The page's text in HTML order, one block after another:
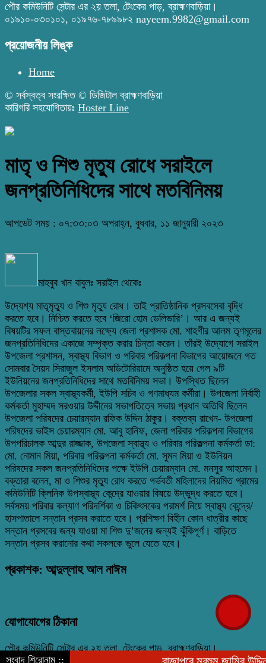
পৌর কমিউনিটি সেন্টার এর ২য় তলা, টেংকের পাড়, ব্রাহ্মণবাড়িয়া।
০১৯১০-০৩০১০১, ০১৯৭৬-৭৮৯৯৮২ nayeem.9982@gmail.com
প্রয়োজনীয় লিঙ্ক
Home
© সর্বস্বত্ব সংরক্ষিত © ডিজিটাল ব্রাহ্মণবাড়িয়া
কারিগরি সহযোগিতায়ঃ Hoster Line
সংবাদ শিরোনাম ::
মাতৃ ও শিশু মৃত্যু রোধে সরাইলে
জনপ্রতিনিধিদের সাথে মতবিনিময়
আপডেট সময় : ০৭:৩৩:০৩ অপরাহ্ন, বুধবার, ১১ জানুয়ারী ২০২৩
মাহবুব খান বাবুলঃ সরাইল থেকেঃ
উদ্যেশ্য মাতৃমৃত্যু ও শিশু মৃত্যু রোধ। তাই প্রাতিষ্ঠানিক প্রসবসেবা বৃদ্ধি
করতে হবে। নিশ্চিত করতে হবে ‘জিরো হোম ডেলিভারি’। আর এ জন্যই
বিষয়টির সফল বাস্তবায়নের লক্ষ্যে জেলা প্রশাসক মো. শাহগীর আলম তৃণমূলের
জনপ্রতিনিধিদের একাজে সম্পৃক্ত করার চিন্তা করেন। তাঁরই উদ্যোগে সরাইল
উপজেলা প্রশাসন, স্বাস্থ্য বিভাগ ও পরিবার পরিকল্পনা বিভাগের আয়োজনে গত
সোমবার সৈয়দ সিরাজুল ইসলাম অডিটোরিয়ামে অনুষ্ঠিত হয়ে গেল ৯টি
ইউনিয়নের জনপ্রতিনিধিদের সাথে মতবিনিময় সভা। উপস্থিত ছিলেন
উপজেলার সকল স্বাস্থ্যকর্মী, ইউপি সচিব ও গণমাধ্যম কর্মীরা। উপজেলা নির্বাহী
কর্মকর্তা মুহাম্মদ সরওয়ার উদ্দীনের সভাপতিত্বে সভায় প্রধান অতিথি ছিলেন
উপজেলা পরিষদের চেয়ারম্যান রফিক উদ্দিন ঠাকুর। বক্তব্য রাখেন- উপজেলা
পরিষদের ভাইস চেয়ারম্যান মো. আবু হানিফ, জেলা পরিবার পরিকল্পনা বিভাগের
উপপরিচালক আব্দুর রাজ্জাক, উপজেলা স্বাস্থ্য ও পরিবার পরিকল্পনা কর্মকর্তা ডা:
মো. নোমান মিয়া, পরিবার পরিকল্পনা কর্মকর্তা মো. সুমন মিয়া ও ইউনিয়ন
পরিষদের সকল জনপ্রতিনিধিদের পক্ষে ইউপি চেয়ারম্যান মো. মনসুর আহমেদ।
বক্তারা বলেন, মা ও শিশুর মৃত্যু রোধ করতে গর্ভবতী মহিলাদের নিয়মিত গ্রামের
কমিউনিটি ক্লিনিক উপস্বাস্থ্য কেন্দ্রে যাওয়ার বিষয়ে উদ্ভুদ্ধ করতে হবে।
সর্বসময় পরিবার কল্যাণ পরিদর্শিকা ও চিকিৎসকের পরামর্শ নিয়ে স্বাস্থ্য কেন্দ্রে/
হাসপাতালে সন্তান প্রসব করাতে হবে। প্রশিক্ষণ বিহীন কোন ধাত্রীর কাছে
সন্তান প্রসবের জন্য যাওয়া মা শিশু দু’জনের জন্যই ঝুঁকিপূর্ণ। বাড়িতে
সন্তান প্রসব করানোর কথা সকলকে ভুলে যেতে হবে।
প্রকাশক: আব্দুল্লাহ আল নাঈম
যোগাযোগের ঠিকানা
পৌর কমিউনিটি সেন্টার এর ২য় তলা, টেংকের পাড়, ব্রাহ্মণবাড়িয়া।
০১৯১০-০৩০১০১, ০১৯৭৬-৭৮৯৯৮২ nayeem.9982@gmail.com